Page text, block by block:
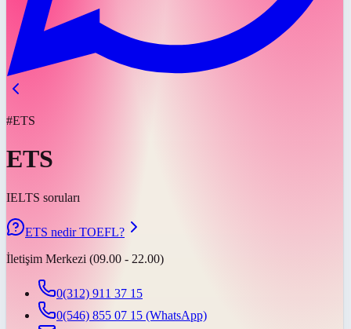
#ETS
ETS
IELTS soruları
ETS nedir TOEFL?
İletişim Merkezi (09.00 - 22.00)
0(312) 911 37 15
0(546) 855 07 15 (WhatsApp)